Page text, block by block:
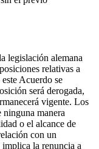
legislación alemana
relativas a
Acuerdo se
será derogada,
vigente. Los
ninguna manera
o el alcance de
con un
la renuncia a